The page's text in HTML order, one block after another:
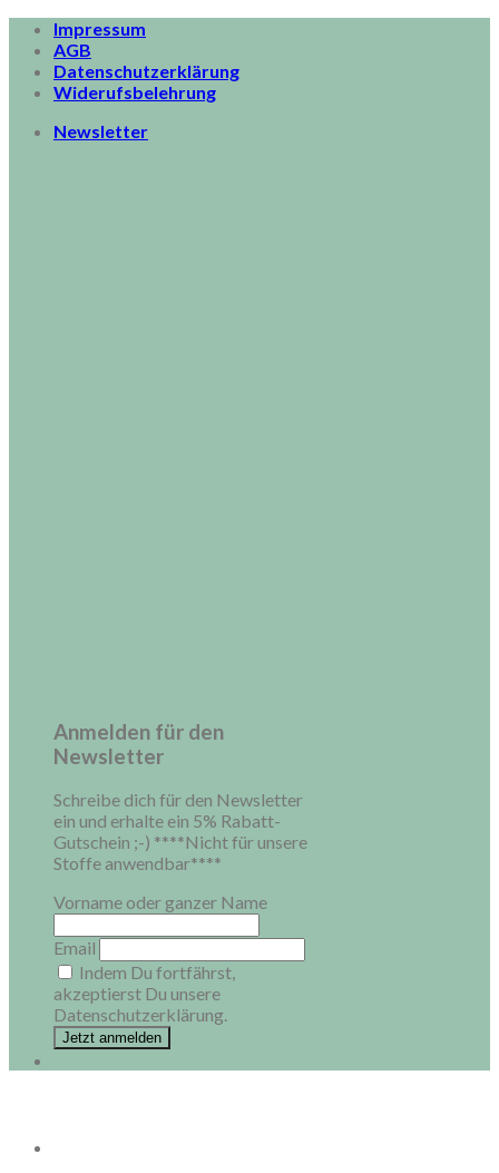
Skip
content
Impressum
AGB
Datenschutzerklärung
Widerufsbelehrung
Newsletter
Anmelden für den
Newsletter
Schreibe dich für den Newsletter
ein und erhalte ein 5% Rabatt-
Gutschein ;-) ****Nicht für unsere
Stoffe anwendbar****
Vorname oder ganzer Name
Email
Indem Du fortfährst,
akzeptierst Du unsere
Datenschutzerklärung.